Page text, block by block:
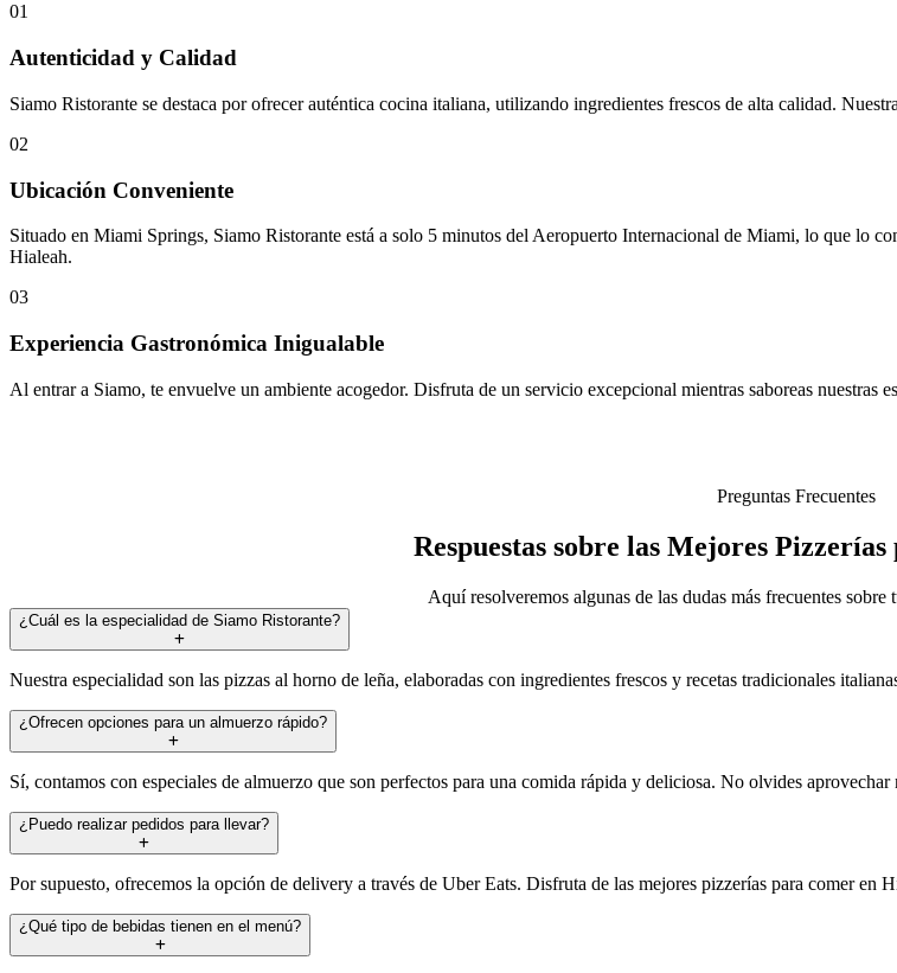
01
Autenticidad y Calidad
Siamo Ristorante se destaca por ofrecer auténtica cocina italiana, utilizando ingredientes frescos de alta calidad.
02
Ubicación Conveniente
Situado en Miami Springs, Siamo Ristorante está a solo 5 minutos del Aeropuerto Internacional de Miami, lo que lo
Hialeah.
03
Experiencia Gastronómica Inigualable
Al entrar a Siamo, te envuelve un ambiente acogedor. Disfruta de un servicio excepcional mientras saboreas nuestras
Preguntas Frecuentes
Respuestas sobre las Mejores
Aquí resolveremos algunas de las dudas más frecuentes
¿Cuál es la especialidad de Siamo Ristorante?
Nuestra especialidad son las pizzas al horno de leña, elaboradas con ingredientes frescos y recetas tradicionales
¿Ofrecen opciones para un almuerzo rápido?
Sí, contamos con especiales de almuerzo que son perfectos para una comida rápida y deliciosa. No olvides
¿Puedo realizar pedidos para llevar?
Por supuesto, ofrecemos la opción de delivery a través de Uber Eats. Disfruta de las mejores pizzerías para comer en
¿Qué tipo de bebidas tienen en el menú?